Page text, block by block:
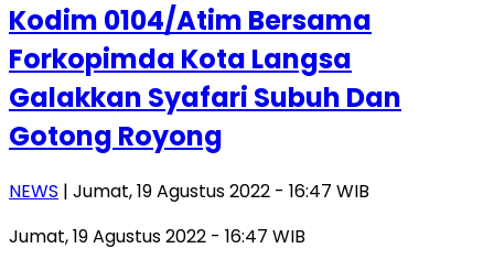
Kodim 0104/Atim Bersama
Forkopimda Kota Langsa
Galakkan Syafari Subuh Dan
Gotong Royong
NEWS | Jumat, 19 Agustus 2022 - 16:47 WIB
Jumat, 19 Agustus 2022 - 16:47 WIB